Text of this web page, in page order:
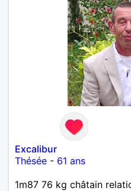
Excalibur
Thésée - 61 ans
1m87 76 kg châtain